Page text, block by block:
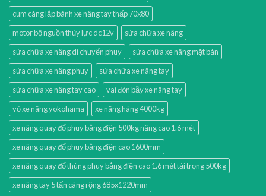
cùm càng lắp bánh xe nâng tay thấp 70x80
motor bộ nguồn thủy lực dc12v
sửa chữa xe nâng
sửa chữa xe nâng di chuyển phuy
sửa chữa xe nâng mặt bàn
sửa chữa xe nâng phuy
sửa chữa xe nâng tay
sửa chữa xe nâng tay cao
vai đòn bẫy xe nâng tay
vỏ xe nâng yokohama
xe nâng hàng 4000kg
xe nâng quay đổ phuy bằng điện 500kg nâng cao 1.6 mét
xe nâng quay đổ phuy bằng điện cao 1600mm
xe nâng quay đổ thùng phuy bằng điện cao 1.6 mét tải trọng 500kg
xe nâng tay 5 tấn càng rộng 685x1220mm